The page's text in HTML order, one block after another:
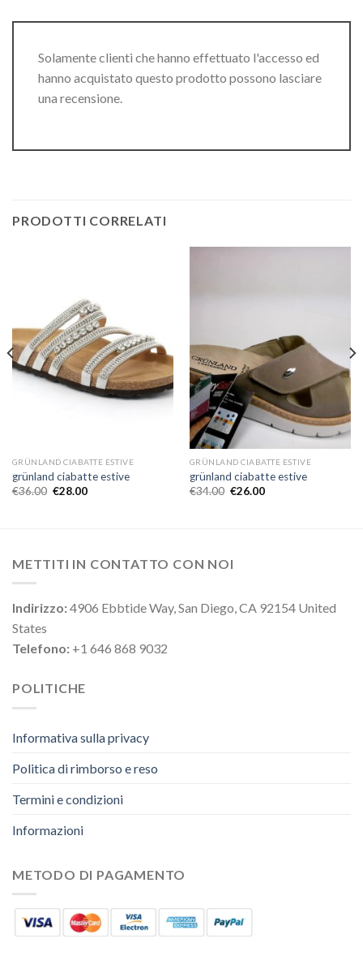
Solamente clienti che hanno effettuato l'accesso ed
hanno acquistato questo prodotto possono lasciare
una recensione.
PRODOTTI CORRELATI
GRÜNLAND CIABATTE ESTIVE
grünland ciabatte estive
€36.00 €28.00
GRÜNLAND CIABATTE ESTIVE
grünland ciabatte estive
€34.00 €26.00
METTITI IN CONTATTO CON NOI
Indirizzo:4906 Ebbtide Way, San Diego, CA 92154 United
States
Telefono: +1 646 868 9032
POLITICHE
Informativa sulla privacy
Politica di rimborso e reso
Termini e condizioni
Informazioni
METODO DI PAGAMENTO